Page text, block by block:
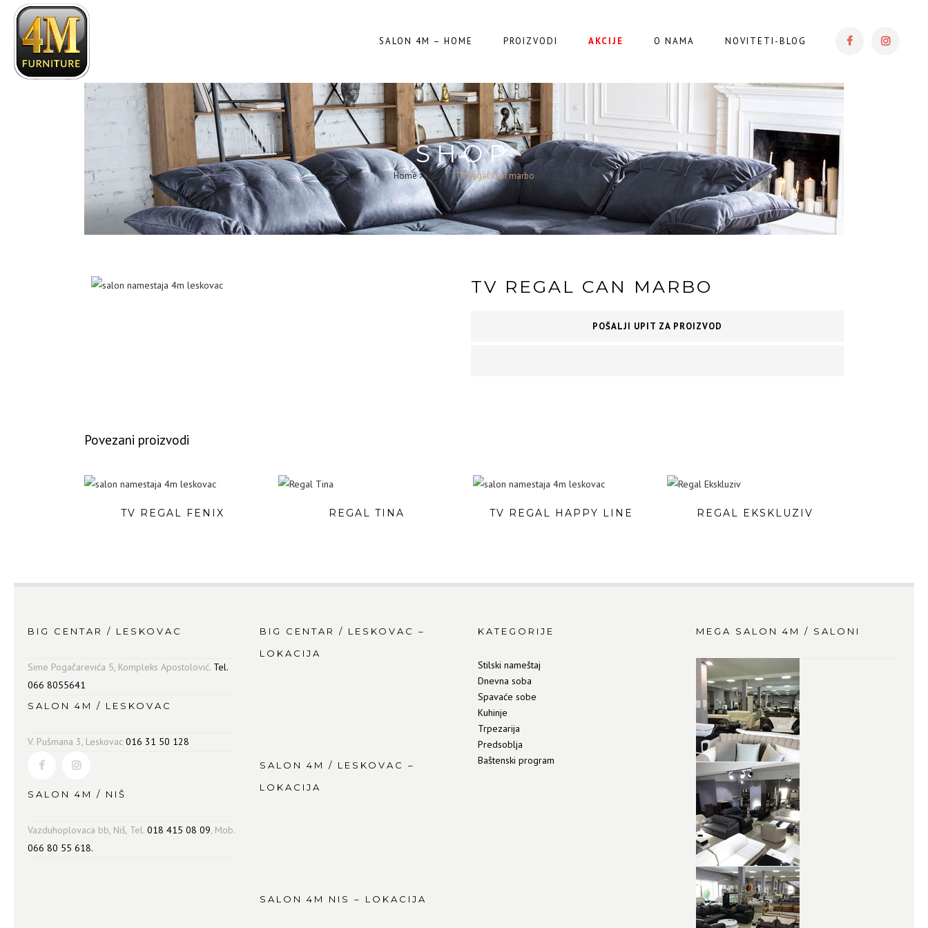
SALON 4M – HOME PROIZVODI AKCIJE O NAMA NOVITETI-BLOG
SHOP
Home>Shop>TV Regal Can marbo
TV REGAL CAN MARBO
POŠALJI UPIT ZA PROIZVOD
Povezani proizvodi
TV REGAL FENIX REGAL TINA TV REGAL HAPPY LINE REGAL EKSKLUZIV
BIG CENTAR / LESKOVAC
Sime Pogačarevića 5, Kompleks Apostolović. Tel.
066 8055641
SALON 4M / LESKOVAC
V. Pušmana 3, Leskovac016 31 50 128
SALON 4M / NIŠ
Vazduhoplovaca bb, Niš, Tel.018 415 08 09 , Mob.
066 80 55 618.
BIG CENTAR / LESKOVAC –
LOKACIJA
SALON 4M / LESKOVAC –
LOKACIJA
SALON 4M NIS – LOKACIJA
KATEGORIJE
Stilski nameštaj
Dnevna soba
Spavaće sobe
Kuhinje
Trpezarija
Predsoblja
Baštenski program
MEGA SALON 4M / SALONI